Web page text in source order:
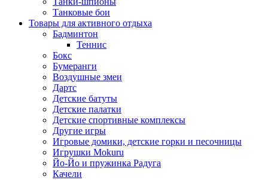
Танковые бои
Товары для активного отдыха
Бадминтон
Теннис
Бокс
Бумеранги
Воздушные змеи
Дартс
Детские батуты
Детские палатки
Детские спортивные комплексы
Другие игры
Игровые домики, детские горки и песочницы
Игрушки Mokuru
Йо-Йо и пружинка Радуга
Качели